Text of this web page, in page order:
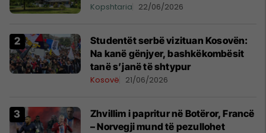
Kopshtaria 22/06/2026
Studentët serbë vizituan Kosovën:
Na kanë gënjyer, bashkëkombësit
tanë s’janë të shtypur
Kosovë 21/06/2026
Zhvillim i papritur në Botëror, Francë
– Norvegji mund të pezullohet